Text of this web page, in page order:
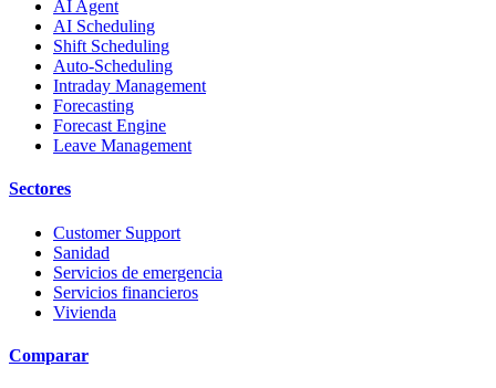
AI Agent
AI Scheduling
Shift Scheduling
Auto-Scheduling
Intraday Management
Forecasting
Forecast Engine
Leave Management
Sectores
Customer Support
Sanidad
Servicios de emergencia
Servicios financieros
Vivienda
Comparar